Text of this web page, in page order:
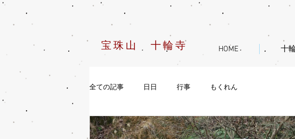
宝珠山 十輪寺 HOME 十
全ての記事 日日 行事 もくれん